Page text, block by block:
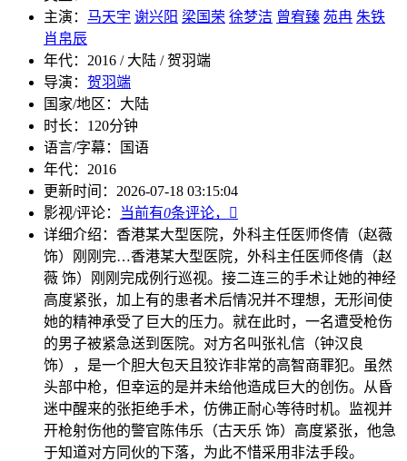
主演： 马天宇 谢兴阳 梁国荣 徐梦洁 曾宥臻 苑冉 朱铁
肖帛辰
年代： 2016 / 大陆 / 贺羽端
导演： 贺羽端
国家/地区： 大陆
时长： 120分钟
语言/字幕：
国语
年代： 2016
更新时间： 2026-07-18 03:15:04
影视/评论：
当前有0条评论，

详细介绍： 香港某大型医院，外科主任医师佟倩（赵薇
饰）刚刚完…香港某大型医院，外科主任医师佟倩（赵
薇 饰）刚刚完成例行巡视。接二连三的手术让她的神经
高度紧张，加上有的患者术后情况并不理想，无形间使
她的精神承受了巨大的压力。就在此时，一名遭受枪伤
的男子被紧急送到医院。对方名叫张礼信（钟汉良
饰），是一个胆大包天且狡诈非常的高智商罪犯。虽然
头部中枪，但幸运的是并未给他造成巨大的创伤。从昏
迷中醒来的张拒绝手术，仿佛正耐心等待时机。监视并
开枪射伤他的警官陈伟乐（古天乐 饰）高度紧张，他急
于知道对方同伙的下落，为此不惜采用非法手段。